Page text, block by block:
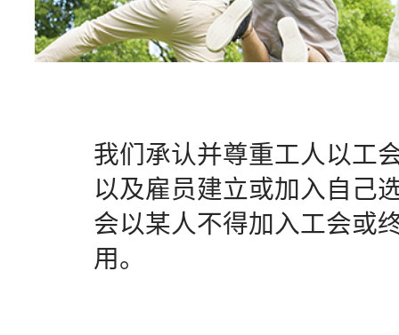
我们承认并尊重工人以工
以及雇员建立或加入自己
会以某人不得加入工会或
用。